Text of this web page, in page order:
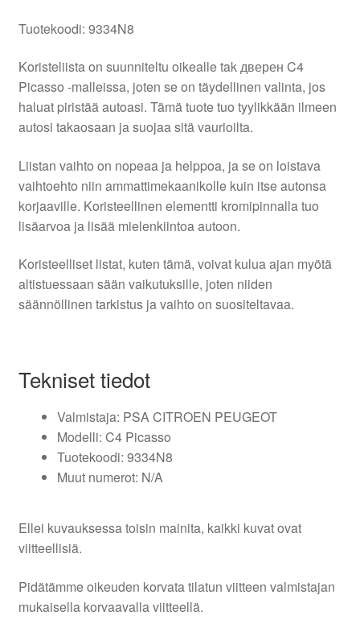
Tuotekoodi: 9334N8
Koristeliista on suunniteltu oikealle tak дверен C4
Picasso -malleissa, joten se on täydellinen valinta, jos
haluat piristää autoasi. Tämä tuote tuo tyylikkään ilmeen
autosi takaosaan ja suojaa sitä vaurioilta.
Liistan vaihto on nopeaa ja helppoa, ja se on loistava
vaihtoehto niin ammattimekaanikolle kuin itse autonsa
korjaaville. Koristeellinen elementti kromipinnalla tuo
lisäarvoa ja lisää mielenkiintoa autoon.
Koristeelliset listat, kuten tämä, voivat kulua ajan myötä
altistuessaan sään vaikutuksille, joten niiden
säännöllinen tarkistus ja vaihto on suositeltavaa.
Tekniset tiedot
Valmistaja: PSA CITROEN PEUGEOT
Modelli: C4 Picasso
Tuotekoodi: 9334N8
Muut numerot: N/A
Ellei kuvauksessa toisin mainita, kaikki kuvat ovat
viitteellisiä.
Pidätämme oikeuden korvata tilatun viitteen valmistajan
mukaisella korvaavalla viitteellä.